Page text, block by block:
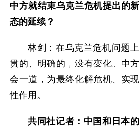
中方就结束乌克兰危机提出的
态的延续？
林剑：在乌克兰危机问题
贯的、明确的，没有变化。中
会一道，为最终化解危机、实
性作用。
共同社记者：中国和日本